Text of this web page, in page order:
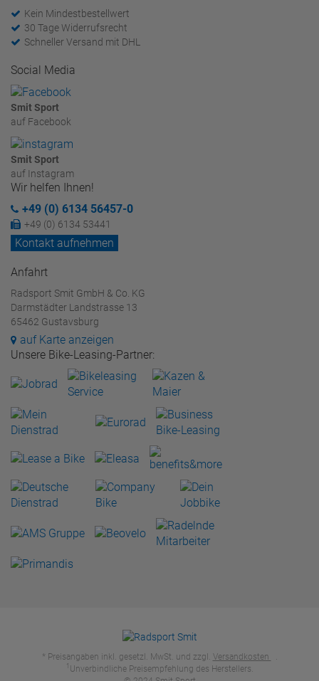
Kein Mindestbestellwert
30 Tage Widerrufsrecht
Schneller Versand mit DHL
Social Media
Smit Sport
auf Facebook
Smit Sport
auf Instagram
Wir helfen Ihnen!
+49 (0) 6134 56457-0
+49 (0) 6134 53441
Kontakt aufnehmen
Anfahrt
Radsport Smit GmbH & Co. KG
Darmstädter Landstrasse 13
65462 Gustavsburg
auf Karte anzeigen
Unsere Bike-Leasing-Partner:
* Preisangaben inkl. gesetzl. MwSt. und zzgl. Versandkosten .
1 Unverbindliche Preisempfehlung des Herstellers.